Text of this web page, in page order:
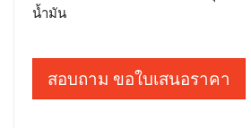
น้ำมัน
สอบถาม ขอใบเสนอราคา